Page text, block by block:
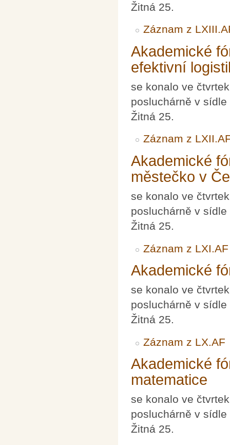
Žitná 25.
Záznam z
Akademické
efektivní
se konalo ve
posluchárně v
Žitná 25.
Záznam z
Akademické
městečko v
se konalo ve
posluchárně v
Žitná 25.
Záznam z LXI.AF
Akademické
se konalo ve
posluchárně v
Žitná 25.
Záznam z LX.AF
Akademické
matematice
se konalo ve
posluchárně v
Žitná 25.